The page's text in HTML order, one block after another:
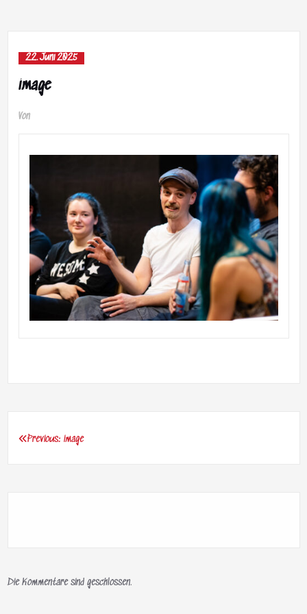
22. Juni 2025
image
Von
Beitragsnavigation
Previous: image
Die Kommentare sind geschlossen.